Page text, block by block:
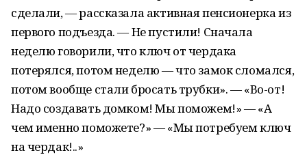
сделали, — рассказала активная пенсионерка из
первого подъезда. — Не пустили! Сначала
неделю говорили, что ключ от чердака
потерялся, потом неделю — что замок сломался,
потом вообще стали бросать трубки». — «Во-от!
Надо создавать домком! Мы поможем!» — «А
чем именно поможете?» — «Мы потребуем ключ
на чердак!..»